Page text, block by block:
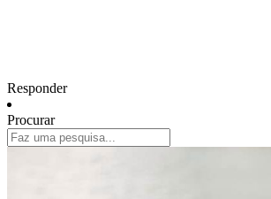
Responder
Procurar